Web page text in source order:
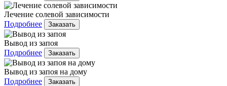
Лечение солевой зависимости
Подробнее
Заказать
Вывод из запоя
Подробнее
Заказать
Вывод из запоя на дому
Подробнее
Заказать